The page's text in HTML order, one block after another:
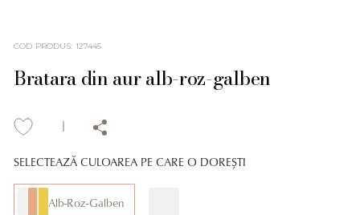
COD PRODUS: 127445
Bratara din aur alb-roz-galben
SELECTEAZĂ CULOAREA PE CARE O DOREȘTI
Alb-Roz-Galben